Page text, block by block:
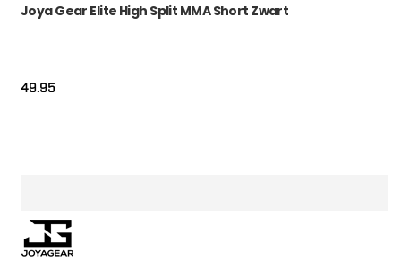
Joya Gear Elite High Split MMA Short Zwart
49.95